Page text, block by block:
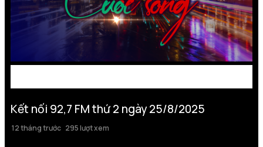
Kết nối 92,7 FM thứ 2 ngày 25/8/2025
12 tháng trước 295 lượt xem